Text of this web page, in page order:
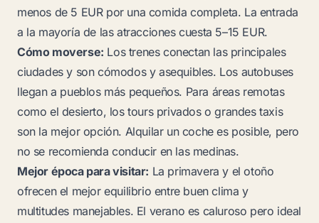
menos de 5 EUR por una comida completa. La entrada
a la mayoría de las atracciones cuesta 5–15 EUR.
Cómo moverse: Los trenes conectan las principales
ciudades y son cómodos y asequibles. Los autobuses
llegan a pueblos más pequeños. Para áreas remotas
como el desierto, los tours privados o grandes taxis
son la mejor opción. Alquilar un coche es posible, pero
no se recomienda conducir en las medinas.
Mejor época para visitar: La primavera y el otoño
ofrecen el mejor equilibrio entre buen clima y
multitudes manejables. El verano es caluroso pero ideal